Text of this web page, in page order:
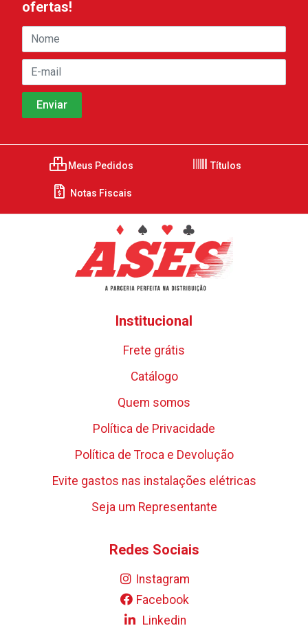
ofertas!
Meus Pedidos Títulos
Notas Fiscais
Institucional
Frete grátis
Catálogo
Quem somos
Política de Privacidade
Política de Troca e Devolução
Evite gastos nas instalações elétricas
Seja um Representante
Redes Sociais
Instagram
Facebook
Linkedin